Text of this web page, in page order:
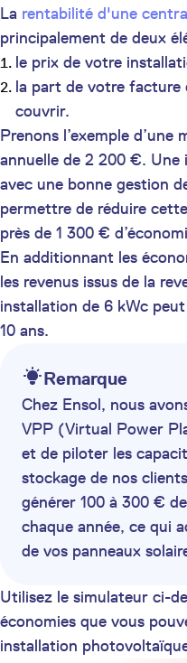
La rentabilité d'une
principalement de deux
le prix de votre
la part de votre facture
couvrir.
Prenons l’exemple
annuelle de 2 200 €. Une
avec une bonne gestion
permettre de réduire
près de 1 300 €
En additionnant les
les revenus issus de la
installation de 6 kWc
10 ans.
Remarque
Chez Ensol, nous
VPP (Virtual Power
et de piloter les
stockage de nos
générer 100 à 300 €
chaque année, ce qui
de vos panneaux
Utilisez le simulateur ci-
économies que vous
installation